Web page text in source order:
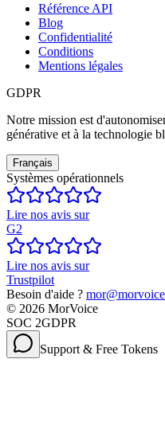
Référence API
Blog
Confidentialité
Conditions
Mentions légales
GDPR
Notre mission est
générative et à la technologie
Français
Systèmes opérationnels
Lire nos avis sur
G2
Lire nos avis sur
Trustpilot
Besoin d'aide ?
© 2026 MorVoice
SOC 2GDPR
Support & Free Tokens